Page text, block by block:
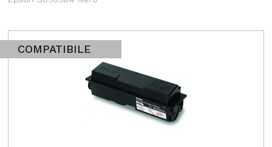
COMPATIBILE